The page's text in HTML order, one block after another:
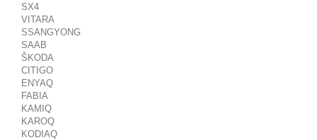
SX4
VITARA
SSANGYONG
SAAB
ŠKODA
CITIGO
ENYAQ
FABIA
KAMIQ
KAROQ
KODIAQ